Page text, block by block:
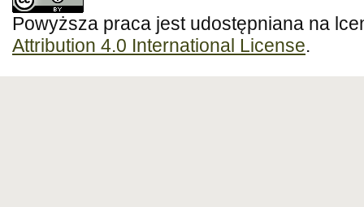
Powyższa praca jest udostępniana na
Attribution 4.0 International License.